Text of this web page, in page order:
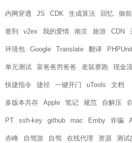
内网穿透 JS CDK 生成算法 回忆 御
签到 v2ex 我的爱情 南京 旅游 CDN
环境包 Google Translate 翻译 PHPUnit
单元测试 富爸爸穷爸爸 老鼠赛跑 现金
快捷指令 捷径 一键开门 uTools 文档
多版本共存 Apple 笔记 规范 自解压
PT ssh-key github mac Emby 诈骗
赤峰 自驾游 自驾 在线代理 资源 测试